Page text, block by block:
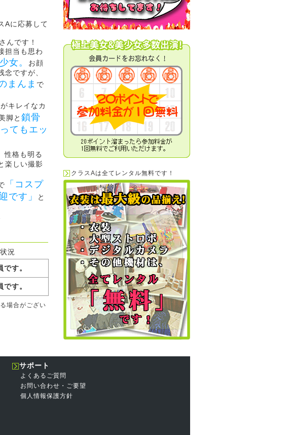
Aに応募して
んです！
担当も思わ
女。
お顔
念ですが、
まんま で
がキレイなカ
脚と 鎖骨
てもエッ
性格も明る
楽しい撮影
「コスプ
です」
と
状況
です。
です。
場合がござい
クラスAは全てレンタル無料です！
サポート
よくあるご質問
お問い合わせ・ご要望
個人情報保護方針